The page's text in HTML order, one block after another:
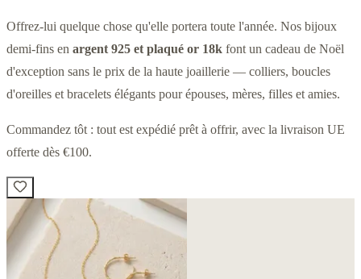
Offrez-lui quelque chose qu'elle portera toute l'année. Nos bijoux
demi-fins en argent 925 et plaqué or 18k font un cadeau de Noël
d'exception sans le prix de la haute joaillerie — colliers, boucles
d'oreilles et bracelets élégants pour épouses, mères, filles et amies.
Commandez tôt : tout est expédié prêt à offrir, avec la livraison UE
offerte dès €100.